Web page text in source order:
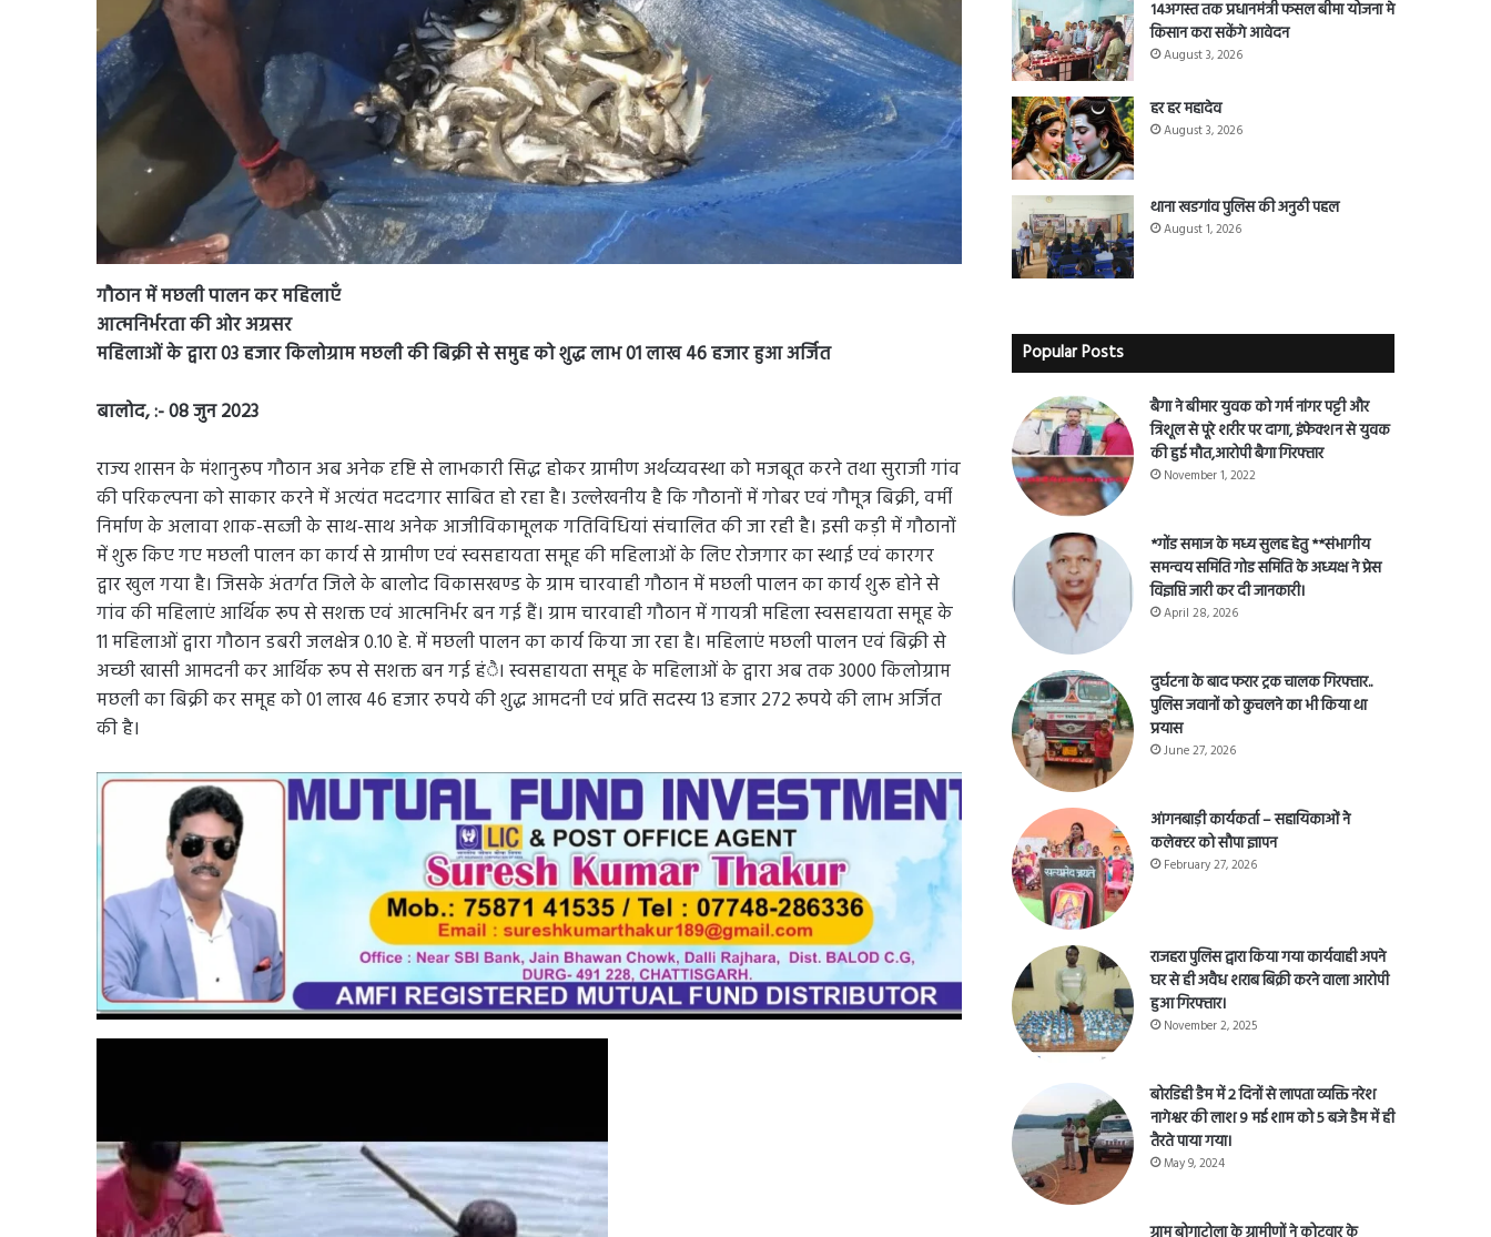
गौठान में मछली पालन कर महिलाएँ
आत्मनिर्भरता की ओर अग्रसर
महिलाओं के द्वारा 03 हजार किलोग्राम मछली की बिक्री से समुह को शुद्ध लाभ 01 लाख 46 हजार हुआ अर्जित
बालोद, :- 08 जुन 2023
राज्य शासन के मंशानुरूप गौठान अब अनेक दृष्टि से लाभकारी सिद्ध होकर ग्रामीण अर्थव्यवस्था को मजबूत करने तथा सुराजी गांव
की परिकल्पना को साकार करने में अत्यंत मददगार साबित हो रहा है। उल्लेखनीय है कि गौठानों में गोबर एवं गौमूत्र बिक्री, वर्मी
निर्माण के अलावा शाक-सब्जी के साथ-साथ अनेक आजीविकामूलक गतिविधियां संचालित की जा रही है। इसी कड़ी में गौठानों
में शुरू किए गए मछली पालन का कार्य से ग्रामीण एवं स्वसहायता समूह की महिलाओं के लिए रोजगार का स्थाई एवं कारगर
द्वार खुल गया है। जिसके अंतर्गत जिले के बालोद विकासखण्ड के ग्राम चारवाही गौठान में मछली पालन का कार्य शुरू होने से
गांव की महिलाएं आर्थिक रूप से सशक्त एवं आत्मनिर्भर बन गई हैं। ग्राम चारवाही गौठान में गायत्री महिला स्वसहायता समूह के
11 महिलाओं द्वारा गौठान डबरी जलक्षेत्र 0.10 हे. में मछली पालन का कार्य किया जा रहा है। महिलाएं मछली पालन एवं बिक्री से
अच्छी खासी आमदनी कर आर्थिक रूप से सशक्त बन गई हंै। स्वसहायता समूह के महिलाओं के द्वारा अब तक 3000 किलोग्राम
मछली का बिक्री कर समूह को 01 लाख 46 हजार रुपये की शुद्ध आमदनी एवं प्रति सदस्य 13 हजार 272 रूपये की लाभ अर्जित
की है।
14अगस्त तक प्रधानमंत्री फसल बीमा योजना मे
किसान करा सकेंगे आवेदन
August 3, 2026
हर हर महादेव
August 3, 2026
थाना खडगांव पुलिस की अनुठी पहल
August 1, 2026
Popular Posts
बैगा ने बीमार युवक को गर्म नांगर पट्टी और
त्रिशूल से पूरे शरीर पर दागा, इंफेक्शन से युवक
की हुई मौत,आरोपी बैगा गिरफ्तार
November 1, 2022
*गोंड समाज के मध्य सुलह हेतु **संभागीय
समन्वय समिति गोड समिति के अध्यक्ष ने प्रेस
विज्ञप्ति जारी कर दी जानकारी।
April 28, 2026
दुर्घटना के बाद फरार ट्रक चालक गिरफ्तार..
पुलिस जवानों को कुचलने का भी किया था
प्रयास
June 27, 2026
आंगनबाड़ी कार्यकर्ता – सहायिकाओं नेे
कलेक्टर को सौपा ज्ञापन
February 27, 2026
राजहरा पुलिस द्वारा किया गया कार्यवाही अपने
घर से ही अवैध शराब बिक्री करने वाला आरोपी
हुआ गिरफ्तार।
November 2, 2025
बोरडिही डैम में 2 दिनों से लापता व्यक्ति नरेश
नागेश्वर की लाश 9 मई शाम को 5 बजे डैम में ही
तैरते पाया गया।
May 9, 2024